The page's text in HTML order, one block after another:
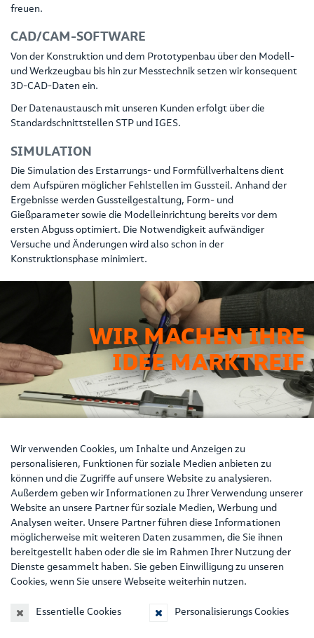
freuen.
CAD/CAM-SOFTWARE
Von der Konstruktion und dem Prototypenbau über den Modell-
und Werkzeugbau bis hin zur Messtechnik setzen wir konsequent
3D-CAD-Daten ein.
Der Datenaustausch mit unseren Kunden erfolgt über die
Standardschnittstellen STP und IGES.
SIMULATION
Die Simulation des Erstarrungs- und Formfüllverhaltens dient
dem Aufspüren möglicher Fehlstellen im Gussteil. Anhand der
Ergebnisse werden Gussteilgestaltung, Form- und
Gießparameter sowie die Modelleinrichtung bereits vor dem
ersten Abguss optimiert. Die Notwendigkeit aufwändiger
Versuche und Änderungen wird also schon in der
Konstruktionsphase minimiert.
WIR MACHEN IHRE
IDEE MARKTREIF
ENTWICKLUNG
WIR MACHEN IHRE IDEE MARKTREIF
Nach einer gründlichen Planungs- und Konstruktionsphase folgt
die Entwicklung Ihres Wunschprodukts. In enger
Zusammenarbeit mit Ihnen setzen wir die entworfenen Konzepte
um und machen Ihre Ideen marktreif. Dank unseres großen
fachlichen Know-hows und unserer modernen technischen
Ausstattung können Sie sich schon bald über das fertige Gussteil
Wir verwenden Cookies, um Inhalte und Anzeigen zu
personalisieren, Funktionen für soziale Medien anbieten zu
können und die Zugriffe auf unsere Website zu analysieren.
Außerdem geben wir Informationen zu Ihrer Verwendung unserer
Website an unsere Partner für soziale Medien, Werbung und
Analysen weiter. Unsere Partner führen diese Informationen
möglicherweise mit weiteren Daten zusammen, die Sie ihnen
bereitgestellt haben oder die sie im Rahmen Ihrer Nutzung der
Dienste gesammelt haben. Sie geben Einwilligung zu unseren
Cookies, wenn Sie unsere Webseite weiterhin nutzen.
Essentielle Cookies Personalisierungs Cookies